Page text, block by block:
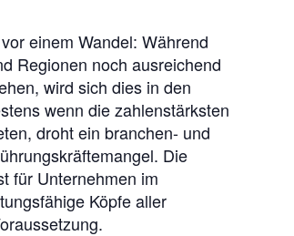
einem Wandel: Während
Regionen noch ausreichend
wird sich dies in den
wenn die zahlenstärksten
droht ein branchen- und
Die
für Unternehmen im
Köpfe aller